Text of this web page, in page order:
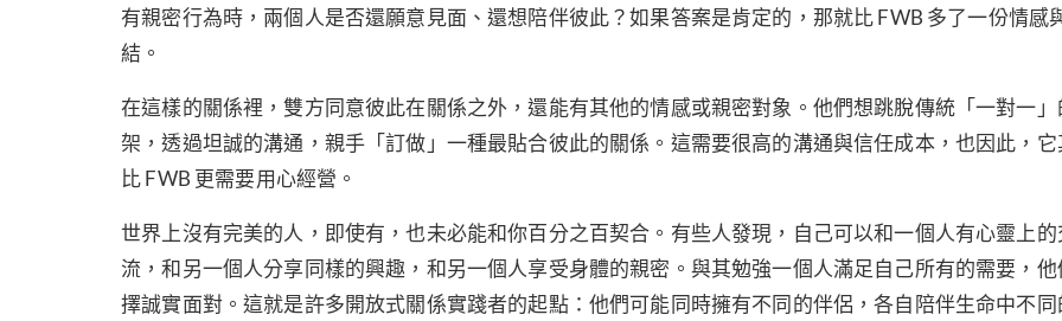
有親密行為時，兩個人是否還願意見面、還想陪伴彼此？如果答案是肯定的，那就比 FWB 多了一份情感
結。
在這樣的關係裡，雙方同意彼此在關係之外，還能有其他的情感或親密對象。他們想跳脫傳統「一對一」
架，透過坦誠的溝通，親手「訂做」一種最貼合彼此的關係。這需要很高的溝通與信任成本，也因此，它
比 FWB 更需要用心經營。
世界上沒有完美的人，即使有，也未必能和你百分之百契合。有些人發現，自己可以和一個人有心靈上的
流，和另一個人分享同樣的興趣，和另一個人享受身體的親密。與其勉強一個人滿足自己所有的需要，他
擇誠實面對。這就是許多開放式關係實踐者的起點：他們可能同時擁有不同的伴侶，各自陪伴生命中不同